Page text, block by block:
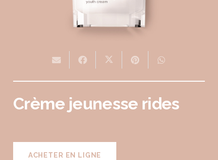
Crème jeunesse rides
ACHETER EN LIGNE